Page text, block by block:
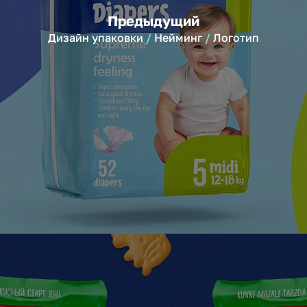
Предыдущий
Дизайн упаковки Нейминг Логотип